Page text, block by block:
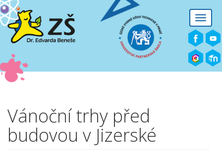
Přejít k hlavnímu obsahu
Toggle
Vánoční trhy před
budovou v Jizerské